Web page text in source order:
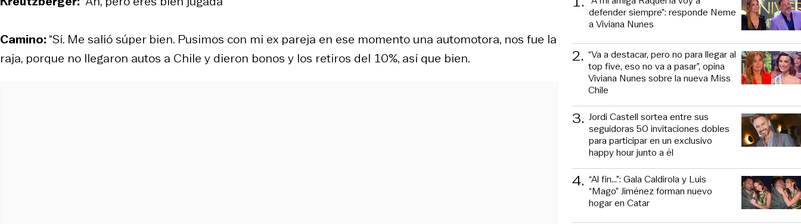
Camino:“Sí. Me salió súper bien. Pusimos con mi ex pareja en ese momento una automotora, nos fue la
raja, porque no llegaron autos a Chile y dieron bonos y los retiros del 10%, así que bien.
defender siempre”: responde Neme
a Viviana Nunes
2. “Va a destacar, pero no para llegar al
top five, eso no va a pasar”, opina
Viviana Nunes sobre la nueva Miss
Chile
3. Jordi Castell sortea entre sus
seguidoras 50 invitaciones dobles
para participar en un exclusivo
happy hour junto a él
4. “Al fin…”: Gala Caldirola y Luis
“Mago” Jiménez forman nuevo
hogar en Catar